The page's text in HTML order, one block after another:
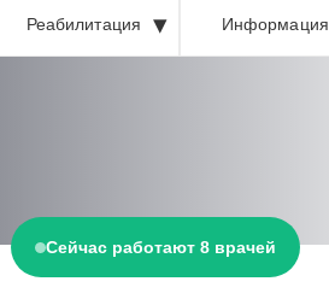
Реабилитация Информация
Сейчас работают 8 врачей